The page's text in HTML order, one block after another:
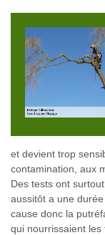
et devient trop
contamination, aux
Des tests ont
aussitôt a une
cause donc la
qui nourrissaient les